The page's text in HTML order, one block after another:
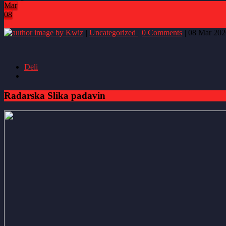
Mar
08
by Kwiz | Uncategorized | 0 Comments | 08 Mar
Deli
Radarska Slika padavin